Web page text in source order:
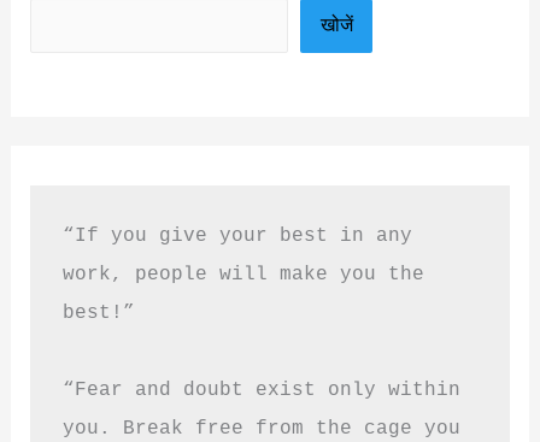
खोजें
“If you give your best in any
work, people will make you the
best!”
“Fear and doubt exist only within
you. Break free from the cage you